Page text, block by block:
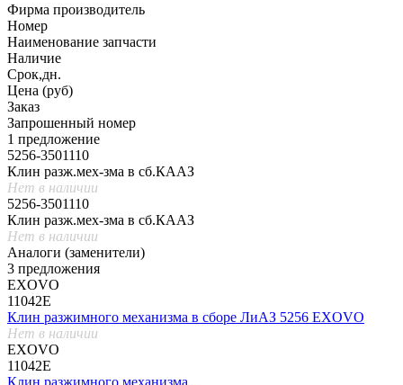
Фирма производитель
Номер
Наименование запчасти
Наличие
Срок,дн.
Цена (руб)
Заказ
Запрошенный номер
1 предложение
5256-3501110
Клин разж.мех-зма в сб.КААЗ
Нет в наличии
5256-3501110
Клин разж.мех-зма в сб.КААЗ
Нет в наличии
Аналоги (заменители)
3 предложения
EXOVO
11042E
Клин разжимного механизма в сборе ЛиАЗ 5256 EXOVO
Нет в наличии
EXOVO
11042E
Клин разжимного механизма